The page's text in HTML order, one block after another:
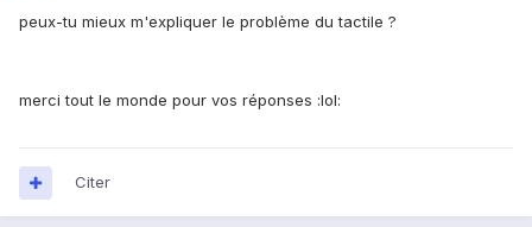
peux-tu mieux m'expliquer le problème du tactile ?
merci tout le monde pour vos réponses :lol:
Citer